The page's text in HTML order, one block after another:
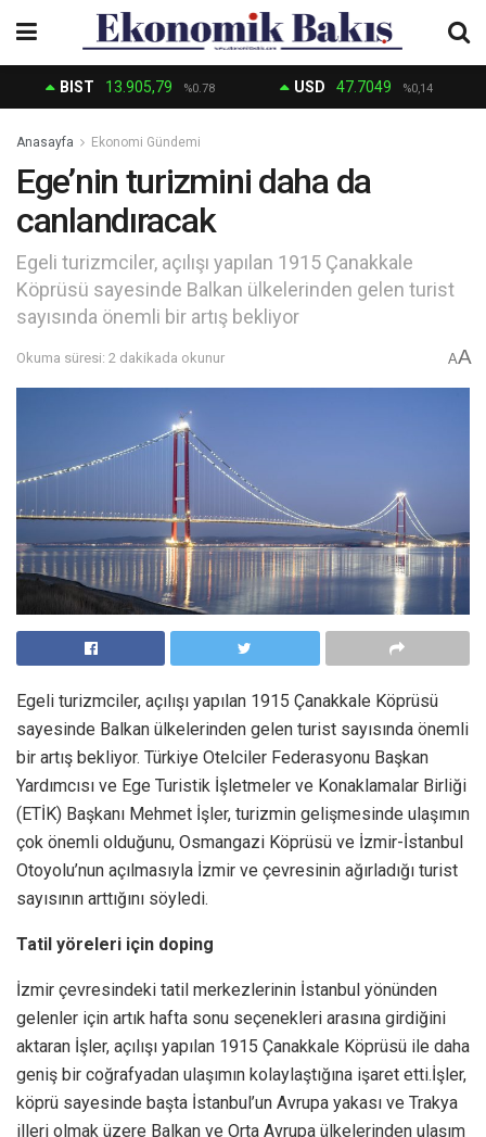
BIST 13.905,79 %0.78 USD 47.7049 %0,14
Anasayfa Ekonomi Gündemi
Ege’nin turizmini daha da
canlandıracak
Egeli turizmciler, açılışı yapılan 1915 Çanakkale
Köprüsü sayesinde Balkan ülkelerinden gelen turist
sayısında önemli bir artış bekliyor
Okuma süresi: 2 dakikada okunur AA
Egeli turizmciler, açılışı yapılan 1915 Çanakkale Köprüsü
sayesinde Balkan ülkelerinden gelen turist sayısında önemli
bir artış bekliyor. Türkiye Otelciler Federasyonu Başkan
Yardımcısı ve Ege Turistik İşletmeler ve Konaklamalar Birliği
(ETİK) Başkanı Mehmet İşler, turizmin gelişmesinde ulaşımın
çok önemli olduğunu, Osmangazi Köprüsü ve İzmir-İstanbul
Otoyolu’nun açılmasıyla İzmir ve çevresinin ağırladığı turist
sayısının arttığını söyledi.
Tatil yöreleri için doping
İzmir çevresindeki tatil merkezlerinin İstanbul yönünden
gelenler için artık hafta sonu seçenekleri arasına girdiğini
aktaran İşler, açılışı yapılan 1915 Çanakkale Köprüsü ile daha
geniş bir coğrafyadan ulaşımın kolaylaştığına işaret etti.İşler,
köprü sayesinde başta İstanbul’un Avrupa yakası ve Trakya
illeri olmak üzere Balkan ve Orta Avrupa ülkelerinden ulaşım